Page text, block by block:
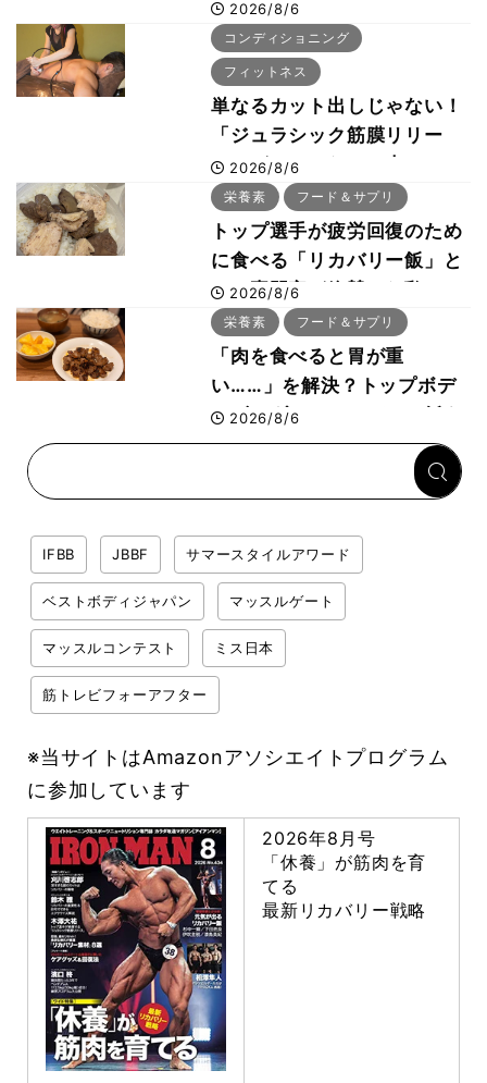
さないタンパク質＆腸活コン
ボ
2026/8/6
コンディショニング
フィットネス
単なるカット出しじゃない！
「ジュラシック筋膜リリー
ス」が口コミだけで大ヒット
した納得の理由 木澤大祐が
解説
2026/8/6
栄養素 フード＆サプリ
トップ選手が疲労回復のため
に食べる「リカバリー飯」と
は？専門家が絶賛した鶏レバ
ー活用法
2026/8/6
栄養素 フード＆サプリ
「肉を食べると胃が重
い……」を解決？トップボデ
ィビルダーのリカバリー飯を
専門家がロジカル解説
2026/8/6
IFBB JBBF サマースタイルアワード
ベストボディジャパン マッスルゲート
マッスルコンテスト ミス日本
筋トレビフォーアフター
※当サイトはAmazonアソシエイトプログラム
に参加しています
2026年8月号
「休養」が筋肉を育
てる
最新リカバリー戦略